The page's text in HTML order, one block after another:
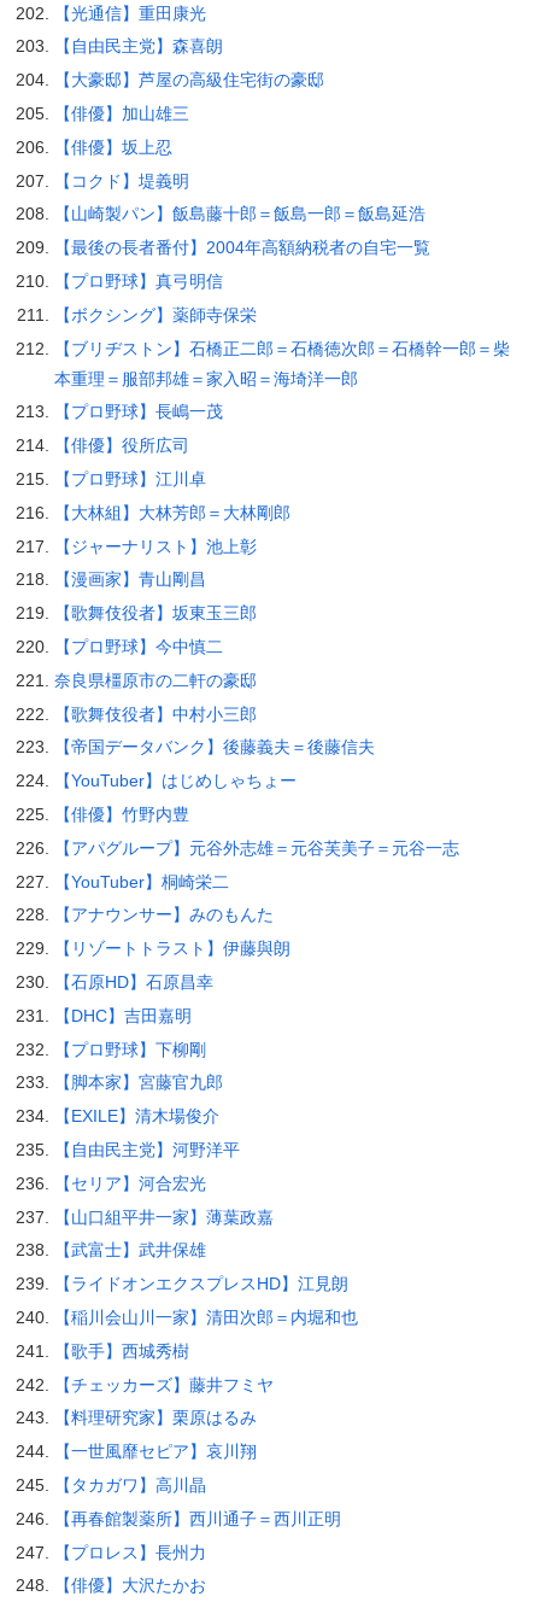
【光通信】重田康光
【自由民主党】森喜朗
【大豪邸】芦屋の高級住宅街の豪邸
【俳優】加山雄三
【俳優】坂上忍
【コクド】堤義明
【山崎製パン】飯島藤十郎＝飯島一郎＝飯島延浩
【最後の長者番付】2004年高額納税者の自宅一覧
【プロ野球】真弓明信
【ボクシング】薬師寺保栄
【ブリヂストン】石橋正二郎＝石橋徳次郎＝石橋幹一郎＝柴
本重理＝服部邦雄＝家入昭＝海埼洋一郎
【プロ野球】長嶋一茂
【俳優】役所広司
【プロ野球】江川卓
【大林組】大林芳郎＝大林剛郎
【ジャーナリスト】池上彰
【漫画家】青山剛昌
【歌舞伎役者】坂東玉三郎
【プロ野球】今中慎二
奈良県橿原市の二軒の豪邸
【歌舞伎役者】中村小三郎
【帝国データバンク】後藤義夫＝後藤信夫
【YouTuber】はじめしゃちょー
【俳優】竹野内豊
【アパグループ】元谷外志雄＝元谷芙美子＝元谷一志
【YouTuber】桐崎栄二
【アナウンサー】みのもんた
【リゾートトラスト】伊藤與朗
【石原HD】石原昌幸
【DHC】吉田嘉明
【プロ野球】下柳剛
【脚本家】宮藤官九郎
【EXILE】清木場俊介
【自由民主党】河野洋平
【セリア】河合宏光
【山口組平井一家】薄葉政嘉
【武富士】武井保雄
【ライドオンエクスプレスHD】江見朗
【稲川会山川一家】清田次郎＝内堀和也
【歌手】西城秀樹
【チェッカーズ】藤井フミヤ
【料理研究家】栗原はるみ
【一世風靡セピア】哀川翔
【タカガワ】高川晶
【再春館製薬所】西川通子＝西川正明
【プロレス】長州力
【俳優】大沢たかお